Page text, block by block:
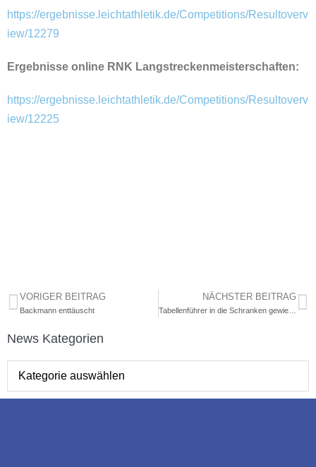
https://ergebnisse.leichtathletik.de/Competitions/Resultoverv
iew/12279
Ergebnisse online RNK Langstreckenmeisterschaften:
https://ergebnisse.leichtathletik.de/Competitions/Resultoverv
iew/12225
VORIGER BEITRAG
Backmann enttäuscht
NÄCHSTER BEITRAG
Tabellenführer in die Schranken gewiesen
News Kategorien